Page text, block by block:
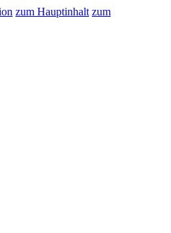
zum Hauptinhalt zum